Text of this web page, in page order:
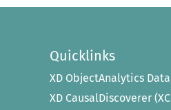
Quicklinks
XD ObjectAnalytics
XD CausalDiscoverer